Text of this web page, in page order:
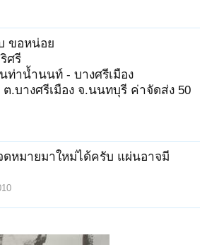
ขอหน่อย
ศรี
ท่าน้ำนนท์ - บางศรีเมือง
ต.บางศรีเมือง จ.นนทบุรี ค่าจัดส่ง 50
ดหมายมาใหม่ได้ครับ แผ่นอาจมี